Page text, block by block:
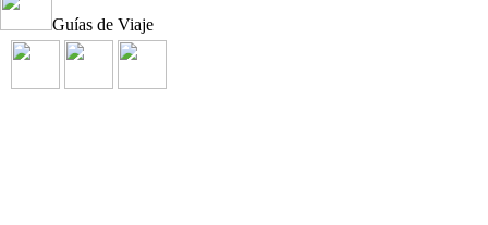
Guías de Viaje